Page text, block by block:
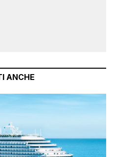
ANCHE